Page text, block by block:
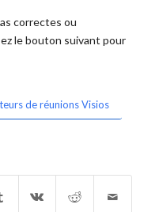
correctes ou
le bouton suivant pour
de réunions Visios